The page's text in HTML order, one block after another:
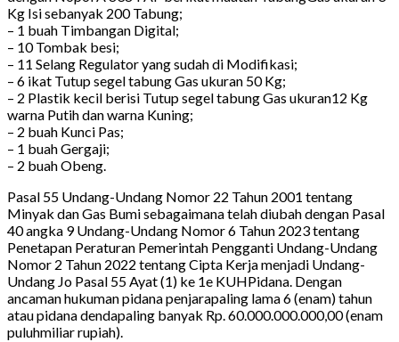
Kg Isi sebanyak 200 Tabung;
– 1 buah Timbangan Digital;
– 10 Tombak besi;
– 11 Selang Regulator yang sudah di Modifikasi;
– 6 ikat Tutup segel tabung Gas ukuran 50 Kg;
– 2 Plastik kecil berisi Tutup segel tabung Gas ukuran12 Kg
warna Putih dan warna Kuning;
– 2 buah Kunci Pas;
– 1 buah Gergaji;
– 2 buah Obeng.
Pasal 55 Undang-Undang Nomor 22 Tahun 2001 tentang
Minyak dan Gas Bumi sebagaimana telah diubah dengan Pasal
40 angka 9 Undang-Undang Nomor 6 Tahun 2023 tentang
Penetapan Peraturan Pemerintah Pengganti Undang-Undang
Nomor 2 Tahun 2022 tentang Cipta Kerja menjadi Undang-
Undang Jo Pasal 55 Ayat (1) ke 1e KUHPidana. Dengan
ancaman hukuman pidana penjarapaling lama 6 (enam) tahun
atau pidana dendapaling banyak Rp. 60.000.000.000,00 (enam
puluhmiliar rupiah).